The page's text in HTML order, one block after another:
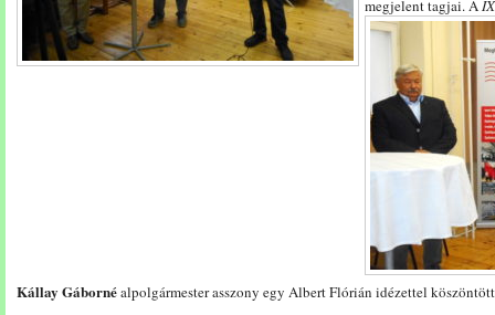
megjelent tagjai.A
Kállay Gábornéalpolgármester asszony egy Albert Flórián idézettel